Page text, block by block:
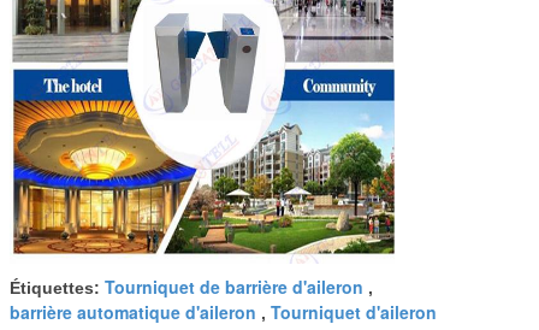
Étiquettes: Tourniquet de barrière d'aileron ,
barrière automatique d'aileron , Tourniquet d'aileron